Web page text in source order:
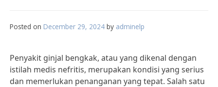
Posted on December 29, 2024 by adminelp
Penyakit ginjal bengkak, atau yang dikenal dengan
istilah medis nefritis, merupakan kondisi yang serius
dan memerlukan penanganan yang tepat. Salah satu